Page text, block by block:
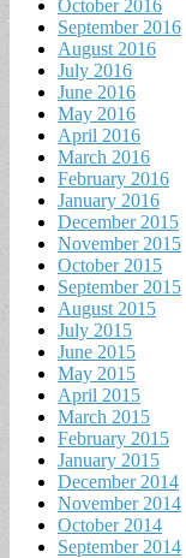
October 2016
September 2016
August 2016
July 2016
June 2016
May 2016
April 2016
March 2016
February 2016
January 2016
December 2015
November 2015
October 2015
September 2015
August 2015
July 2015
June 2015
May 2015
April 2015
March 2015
February 2015
January 2015
December 2014
November 2014
October 2014
September 2014